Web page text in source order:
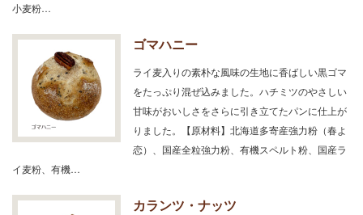
小麦粉…
ゴマハニー
ライ麦入りの素朴な風味の生地に香ばしい黒ゴマ
をたっぷり混ぜ込みました。ハチミツのやさしい
甘味がおいしさをさらに引き立てたパンに仕上が
りました。【原材料】北海道多寄産強力粉（春よ
恋）、国産全粒強力粉、有機スペルト粉、国産ラ
イ麦粉、有機…
カランツ・ナッツ